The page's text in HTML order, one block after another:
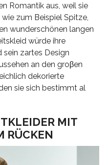
Romantik aus, weil sie
zum Beispiel Spitze,
wunderschönen langen
würde ihre
sein zartes Design
an den groβen
dekorierte
sie sich bestimmt al
MIT
RÜCKEN